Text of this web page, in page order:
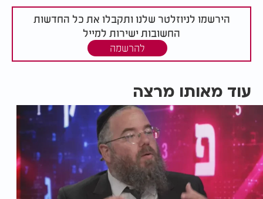
הירשמו לניוזלטר שלנו ותקבלו את כל החדשות
החשובות ישירות למייל
להרשמה
עוד מאותו מרצה